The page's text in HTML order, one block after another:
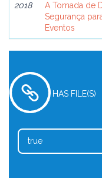
2018
A Tomada de
Segurança
Eventos
HAS FILE(S)
true